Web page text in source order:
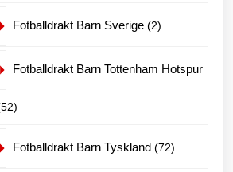
Fotballdrakt Barn Sverige 22
Fotballdrakt Barn Tottenham Hotspur
5252
produkter
Fotballdrakt Barn Tyskland 7272